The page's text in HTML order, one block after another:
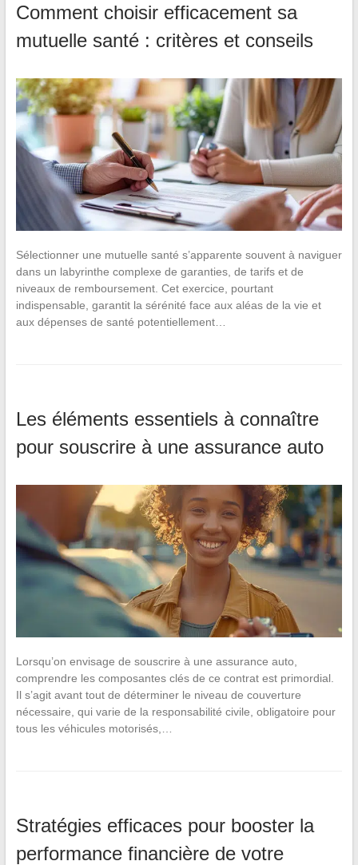
Comment choisir efficacement sa
mutuelle santé : critères et conseils
Sélectionner une mutuelle santé s’apparente souvent à naviguer
dans un labyrinthe complexe de garanties, de tarifs et de
niveaux de remboursement. Cet exercice, pourtant
indispensable, garantit la sérénité face aux aléas de la vie et
aux dépenses de santé potentiellement…
Les éléments essentiels à connaître
pour souscrire à une assurance auto
Lorsqu’on envisage de souscrire à une assurance auto,
comprendre les composantes clés de ce contrat est primordial.
Il s’agit avant tout de déterminer le niveau de couverture
nécessaire, qui varie de la responsabilité civile, obligatoire pour
tous les véhicules motorisés,…
Stratégies efficaces pour booster la
performance financière de votre